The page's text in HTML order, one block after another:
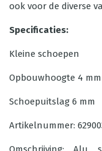
ook voor de diverse
Specificaties:
Kleine schoepen
Opbouwhoogte 4 mm
Schoepuitslag 6 mm
Artikelnummer: